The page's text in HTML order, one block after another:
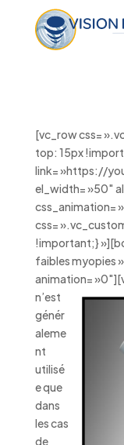
[vc_row css=
top: 15px
link= »https://
el_width= »50″
css_animation=
css=
!important;}
faibles myopies
animation=
n’est
génér
aleme
nt
utilisé
e que
dans
les cas
de